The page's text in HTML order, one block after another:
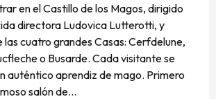
en el Castillo de los Magos, dirigido
directora Ludovica Lutterotti, y
las cuatro grandes Casas: Cerfdelune,
o Busarde. Cada visitante se
auténtico aprendiz de mago. Primero
salón de...